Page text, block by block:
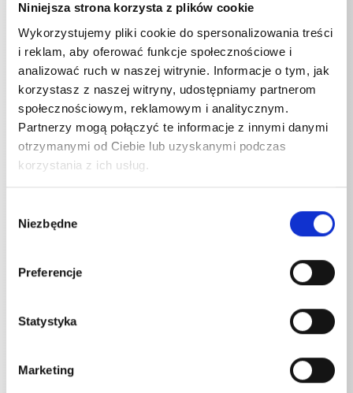
Niniejsza strona korzysta z plików cookie
Wykorzystujemy pliki cookie do spersonalizowania treści
i reklam, aby oferować funkcje społecznościowe i
analizować ruch w naszej witrynie. Informacje o tym, jak
korzystasz z naszej witryny, udostępniamy partnerom
społecznościowym, reklamowym i analitycznym.
Partnerzy mogą połączyć te informacje z innymi danymi
otrzymanymi od Ciebie lub uzyskanymi podczas
korzystania z ich usług.
zgody
Niezbędne
Preferencje
Statystyka
Marketing
WSC-RP 1200 TS
WSC-RP 1400 TS
400
WSC-RP 1600 TS
400V
Podłączenie Faza
3~
WSC-RP 1600 TS
3~
WSC-RP 1000 TS
50Hz